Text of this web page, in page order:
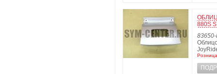
880S